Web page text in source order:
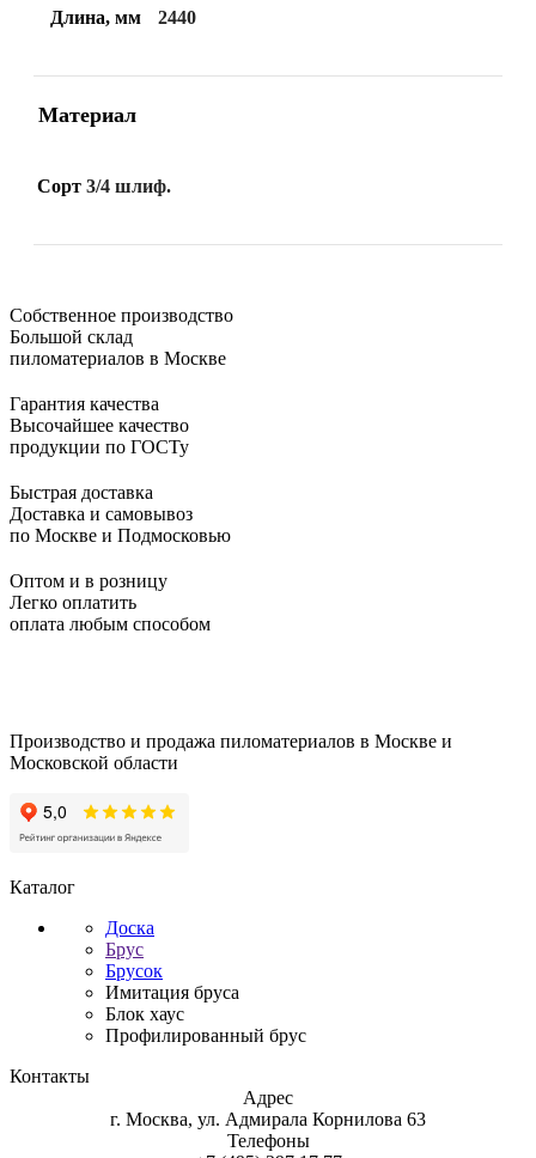
Длина, мм 2440
Материал
Сорт 3/4 шлиф.
Собственное производство
Большой склад
пиломатериалов в Москве
Гарантия качества
Высочайшее качество
продукции по ГОСТу
Быстрая доставка
Доставка и самовывоз
по Москве и Подмосковью
Оптом и в розницу
Легко оплатить
оплата любым способом
Производство и продажа пиломатериалов в Москве и
Московской области
Каталог
Доска
Брус
Брусок
Имитация бруса
Блок хаус
Профилированный брус
Контакты
Адрес
г. Москва, ул. Адмирала Корнилова 63
Телефоны